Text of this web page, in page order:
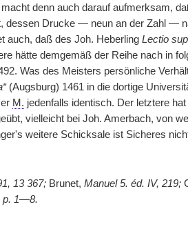
denn auch darauf aufmerksam,
dessen Drucke — neun an der Zahl —
auch, daß des Joh. Heberling Lectio
hätte demgemäß der Reihe nach in
Was des Meisters persönliche
(Augsburg) 1461 in die dortige
M. jedenfalls identisch. Der letztere
vielleicht bei Joh. Amerbach, von
weitere Schicksale ist Sicheres
13 367;Brunet, Manuel 5. éd. IV, 219;
p. 1—8.